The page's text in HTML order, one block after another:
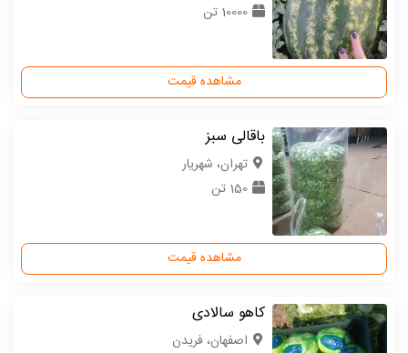
10000 تن
مشاهده قیمت
باقالی سبز
تهران، شهریار
150 تن
مشاهده قیمت
کاهو سالادی
اصفهان، فریدن